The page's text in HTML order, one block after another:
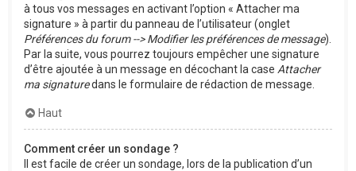
à tous vos messages en activant l’option « Attacher ma
signature » à partir du panneau de l’utilisateur (onglet
Préférences du forum --> Modifier les préférences de message).
Par la suite, vous pourrez toujours empêcher une signature
d’être ajoutée à un message en décochant la case Attacher
ma signaturedans le formulaire de rédaction de message.
Haut
Comment créer un sondage ?
Il est facile de créer un sondage, lors de la publication d’un